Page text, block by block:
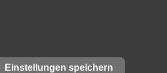
Einstellungen speichern
Auto &